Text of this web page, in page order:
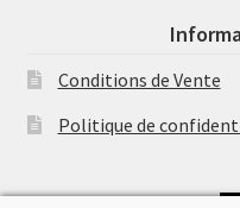
Conditions de Vente
Politique de